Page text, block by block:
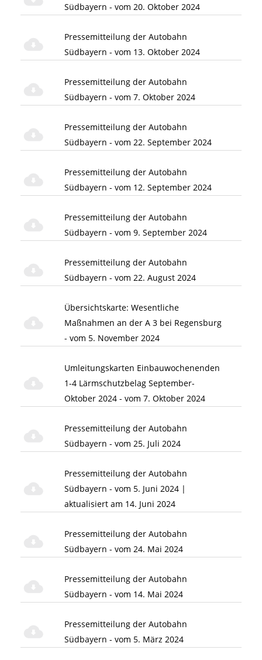
Südbayern - vom 20. Oktober 2024
Pressemitteilung der Autobahn
Südbayern - vom 13. Oktober 2024
Pressemitteilung der Autobahn
Südbayern - vom 7. Oktober 2024
Pressemitteilung der Autobahn
Südbayern - vom 22. September 2024
Pressemitteilung der Autobahn
Südbayern - vom 12. September 2024
Pressemitteilung der Autobahn
Südbayern - vom 9. September 2024
Pressemitteilung der Autobahn
Südbayern - vom 22. August 2024
Übersichtskarte: Wesentliche
Maßnahmen an der A 3 bei Regensburg
- vom 5. November 2024
Umleitungskarten Einbauwochenenden
1-4 Lärmschutzbelag September-
Oktober 2024 - vom 7. Oktober 2024
Pressemitteilung der Autobahn
Südbayern - vom 25. Juli 2024
Pressemitteilung der Autobahn
Südbayern - vom 5. Juni 2024 |
aktualisiert am 14. Juni 2024
Pressemitteilung der Autobahn
Südbayern - vom 24. Mai 2024
Pressemitteilung der Autobahn
Südbayern - vom 14. Mai 2024
Pressemitteilung der Autobahn
Südbayern - vom 5. März 2024